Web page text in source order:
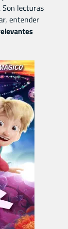
lecturas
entender